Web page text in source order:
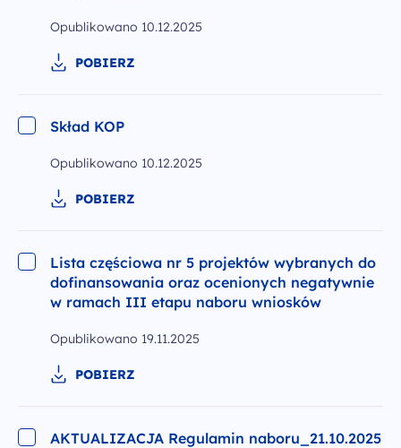
Opublikowano 10.12.2025
POBIERZ
Skład KOP
Opublikowano 10.12.2025
POBIERZ
Lista częściowa nr 5 projektów wybranych do
dofinansowania oraz ocenionych negatywnie
w ramach III etapu naboru wniosków
Opublikowano 19.11.2025
POBIERZ
AKTUALIZACJA Regulamin naboru_21.10.2025